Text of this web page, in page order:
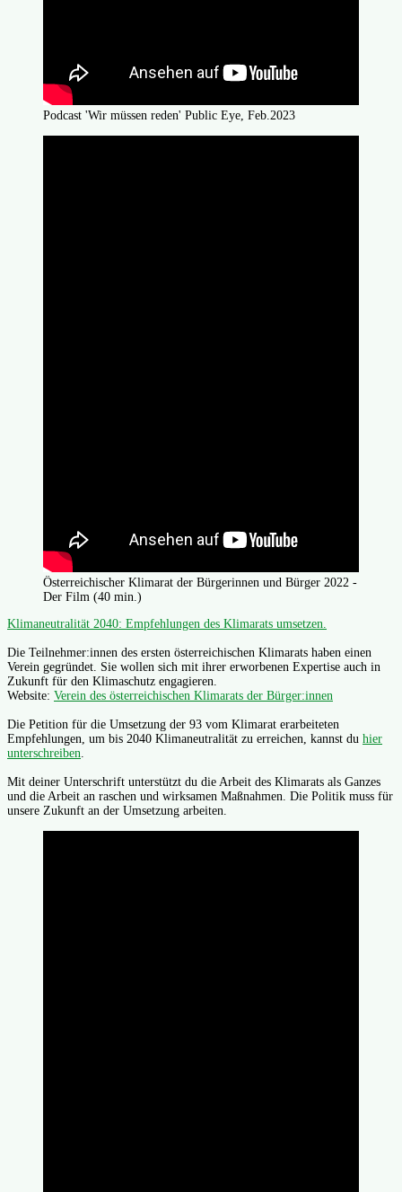
Podcast 'Wir müssen reden' Public Eye, Feb.2023
Österreichischer Klimarat der Bürgerinnen und Bürger 2022 -
Der Film (40 min.)
Klimaneutralität 2040: Empfehlungen des Klimarats umsetzen.
Die Teilnehmer:innen des ersten österreichischen Klimarats haben einen
Verein gegründet. Sie wollen sich mit ihrer erworbenen Expertise auch in
Zukunft für den Klimaschutz engagieren.
Website: Verein des österreichischen Klimarats der Bürger:innen
Die Petition für die Umsetzung der 93 vom Klimarat erarbeiteten
Empfehlungen, um bis 2040 Klimaneutralität zu erreichen, kannst du hier
unterschreiben
Mit deiner Unterschrift unterstützt du die Arbeit des Klimarats als Ganzes
und die Arbeit an raschen und wirksamen Maßnahmen. Die Politik muss für
unsere Zukunft an der Umsetzung arbeiten.